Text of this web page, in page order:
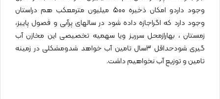
وجود داردو امکان ذخیره 500 میلیون مترمعکب هم دراستان
وجود دارد که اگراجازه داده شود در سالهای پرآبی و فصول پاییز،
زمستان ، بهارازمحل سرریز ویا سهمیه تخصیصی این مخازن آب
گیری شودحداقل 3سال تامین آب خواهد شدومشکلی در زمینه
تامین و توزیع آب نخواهیم داشت.